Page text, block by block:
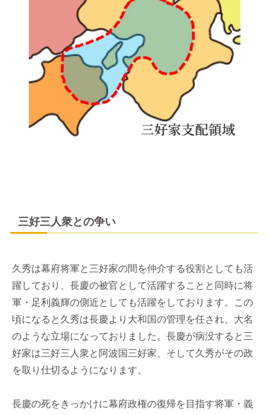
三好三人衆との争い
久秀は幕府将軍と三好家の間を仲介する役割としても活
躍しており、長慶の被官として活躍することと同時に将
軍・足利義輝の側近としても活躍をしております。この
頃になると久秀は長慶より大和国の管理を任され、大名
のような立場になっておりました。長慶が病没すると三
好家は三好三人衆と阿波国三好家、そして久秀がその政
を取り仕切るようになります。
長慶の死をきっかけに幕府政権の復帰を目指す将軍・義